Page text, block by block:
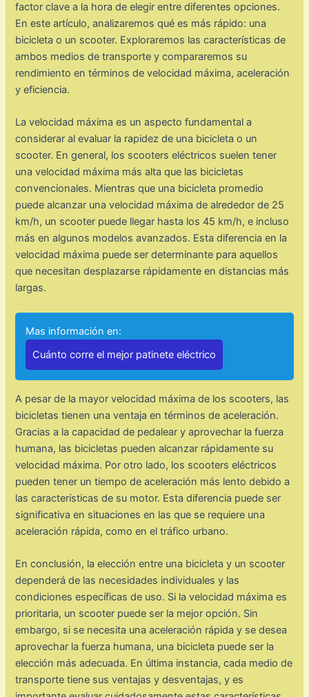
factor clave a la hora de elegir entre diferentes opciones.
En este artículo, analizaremos qué es más rápido: una
bicicleta o un scooter. Exploraremos las características de
ambos medios de transporte y compararemos su
rendimiento en términos de velocidad máxima, aceleración
y eficiencia.
La velocidad máxima es un aspecto fundamental a
considerar al evaluar la rapidez de una bicicleta o un
scooter. En general, los scooters eléctricos suelen tener
una velocidad máxima más alta que las bicicletas
convencionales. Mientras que una bicicleta promedio
puede alcanzar una velocidad máxima de alrededor de 25
km/h, un scooter puede llegar hasta los 45 km/h, e incluso
más en algunos modelos avanzados. Esta diferencia en la
velocidad máxima puede ser determinante para aquellos
que necesitan desplazarse rápidamente en distancias más
largas.
Mas información en:
Cuánto corre el mejor patinete eléctrico
A pesar de la mayor velocidad máxima de los scooters, las
bicicletas tienen una ventaja en términos de aceleración.
Gracias a la capacidad de pedalear y aprovechar la fuerza
humana, las bicicletas pueden alcanzar rápidamente su
velocidad máxima. Por otro lado, los scooters eléctricos
pueden tener un tiempo de aceleración más lento debido a
las características de su motor. Esta diferencia puede ser
significativa en situaciones en las que se requiere una
aceleración rápida, como en el tráfico urbano.
En conclusión, la elección entre una bicicleta y un scooter
dependerá de las necesidades individuales y las
condiciones específicas de uso. Si la velocidad máxima es
prioritaria, un scooter puede ser la mejor opción. Sin
embargo, si se necesita una aceleración rápida y se desea
aprovechar la fuerza humana, una bicicleta puede ser la
elección más adecuada. En última instancia, cada medio de
transporte tiene sus ventajas y desventajas, y es